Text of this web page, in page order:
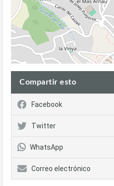
Compartir esto
Facebook
Twitter
WhatsApp
Correo electrónico